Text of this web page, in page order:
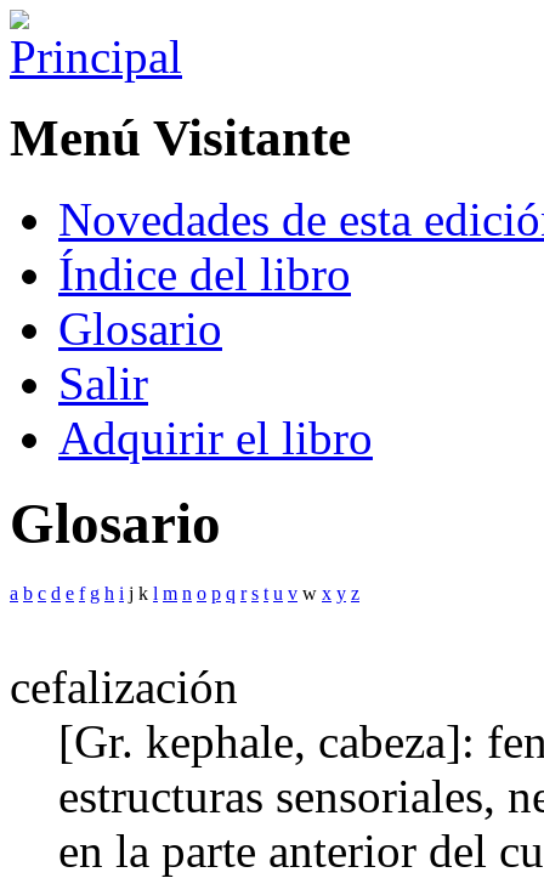
Menú Visitante
Novedades de esta
Índice del libro
Glosario
Salir
Adquirir el libro
Glosario
a b c d e f g h i j k l m n o p q r s t u v w x y z
cefalización
[Gr. kephale, cabeza]:
estructuras sensoriales,
en la parte anterior del